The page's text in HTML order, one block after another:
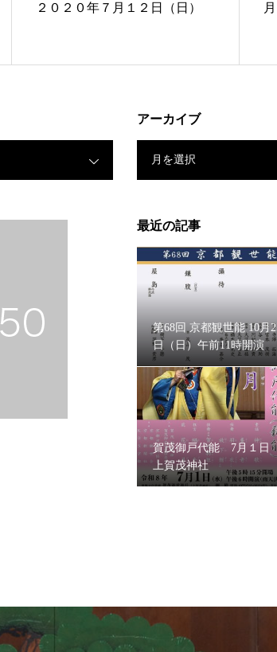
２０２０年７月１２日（日）
アーカイブ
月を選択
最近の記事
第68回 京都観世能 10月
日（日）午前11時開演
賀茂御戸代能 7月１
上賀茂神社